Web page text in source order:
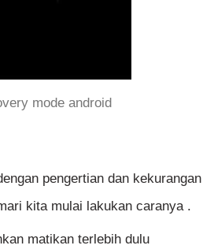
mode android
pengertian dan kekurangan
kita mulai lakukan caranya .
matikan terlebih dulu